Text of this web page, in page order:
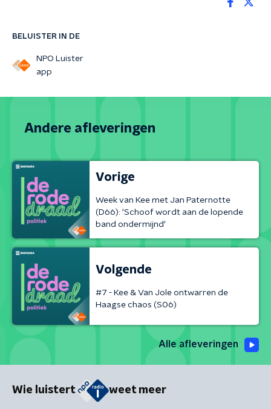
BELUISTER IN DE
NPO Luister
app
Andere afleveringen
Vorige
Week van Kee met Jan Paternotte
(D66): 'Schoof wordt aan de lopende
band ondermijnd'
Volgende
#7 - Kee & Van Jole ontwarren de
Haagse chaos (S06)
Alle afleveringen
Wie luistert weet meer